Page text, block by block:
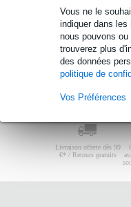
Vous ne le
indiquer dans
nous pouvons ou
trouverez plus
des données
politique de
Vos Préférences
Livraison offerte dès 99
€* / Retours gratuits